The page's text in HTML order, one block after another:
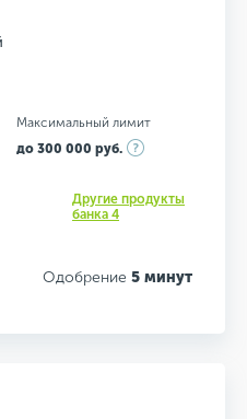
Максимальный лимит
до 300 000 руб.
Другие продукты
банка 4
Одобрение 5 минут